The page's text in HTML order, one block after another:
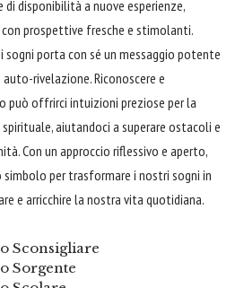
disponibilità a nuove esperienze,
prospettive fresche e stimolanti.
sogni porta con sé un messaggio potente
rivelazione. Riconoscere e
può offrirci intuizioni preziose per la
aiutandoci a superare ostacoli e
Con un approccio riflessivo e aperto,
per trasformare i nostri sogni in
e arricchire la nostra vita quotidiana.
Sconsigliare
Sorgente